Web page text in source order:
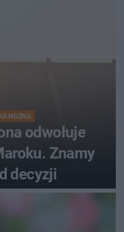
NOŻNA
odwołuje
Znamy
decyzji